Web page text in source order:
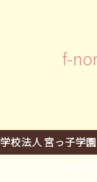
f-
学校法人 宮っ子学園